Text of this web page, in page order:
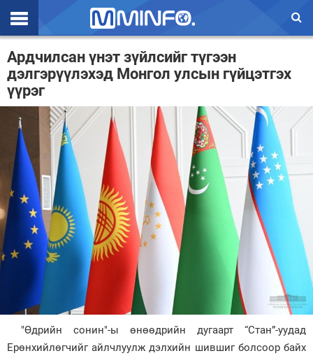
Эхлэл
Цаг агаар
Валют ханш
Улс төр
Эдийн засаг
Үзэл бодол
Спорт
Нийгэм
Энтертайнмэнт
Зурхай
Ардчилсан үнэт зүйлсийг түгээн
дэлгэрүүлэхэд Монгол улсын гүйцэтгэх
үүрэг
"Өдрийн сонин"-ы өнөөдрийн дугаарт “Стан”-уудад
Ерөнхийлөгчийг айлчлуулж дэлхийн шившиг болсоор байх